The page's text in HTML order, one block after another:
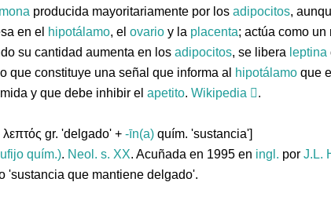
producida mayoritariamente por los adipocitos,
en el hipotálamo, el ovario y la placenta; actúa como un
su cantidad aumenta en los adipocitos, se libera leptina
que constituye una señal que informa al hipotálamo que
y que debe inhibir el apetito. Wikipedia .
λεπτός gr. 'delgado' + -īn(a) quím. 'sustancia']
quím.). Neol. s. XX. Acuñada en 1995 en ingl. por J.L.
'sustancia que mantiene delgado'.